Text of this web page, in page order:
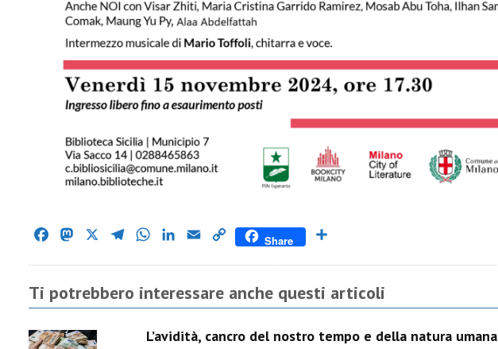
FacebookMastodon TelegramWhatsAppLinkedIn
Email Copy
Share
Ti potrebbero interessare anche questi articoli
L’avidità, cancro del nostro tempo e della natura umana